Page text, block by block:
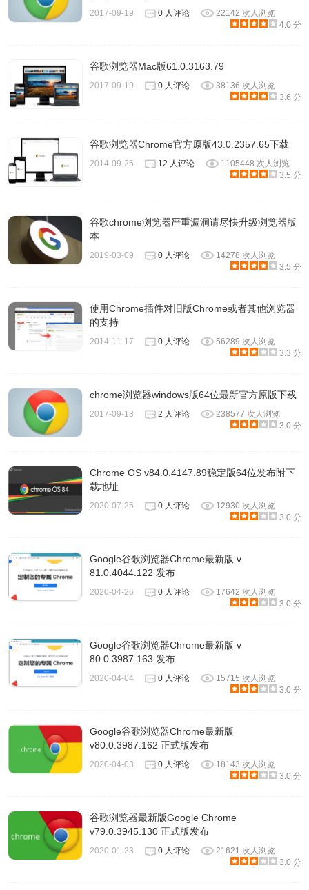
页的网址添加进去就可以了。
二、设置主题背景
2.这里可以根据自己的需要选择背景的主题。可以选择你喜
3.例如：这里选择space主题，点击“添加至chrome”，完成主
题安装。
2017-09-19 0 人评论
22142 次人浏览
4.0 分
谷歌浏览器Mac版61.0.3163.79
2017-09-19 0 人评论
38136 次人浏览
3.6 分
谷歌浏览器Chrome官方原版43.0.2357.65下载
2014-09-25 12 人评论
1105448 次人浏览
3.5 分
谷歌chrome浏览器严重漏洞请尽快升级浏览器版
本
2019-03-09 0 人评论
14278 次人浏览
3.5 分
使用Chrome插件对旧版Chrome或者其他浏览器
的支持
2014-11-17 0 人评论
56289 次人浏览
3.3 分
chrome浏览器windows版64位最新官方原版下载
2017-09-18 2 人评论
238577 次人浏览
3.0 分
Chrome OS v84.0.4147.89稳定版64位发布附下
载地址
2020-07-25 0 人评论
12930 次人浏览
3.0 分
Google谷歌浏览器Chrome最新版 v
81.0.4044.122 发布
2020-04-26 0 人评论
17642 次人浏览
3.0 分
Google谷歌浏览器Chrome最新版 v
80.0.3987.163 发布
2020-04-04 0 人评论
15715 次人浏览
3.0 分
Google谷歌浏览器Chrome最新版
v80.0.3987.162 正式版发布
2020-04-03 0 人评论
18143 次人浏览
3.0 分
谷歌浏览器最新版Google Chrome
v79.0.3945.130 正式版发布
2020-01-23 0 人评论
21621 次人浏览
3.0 分